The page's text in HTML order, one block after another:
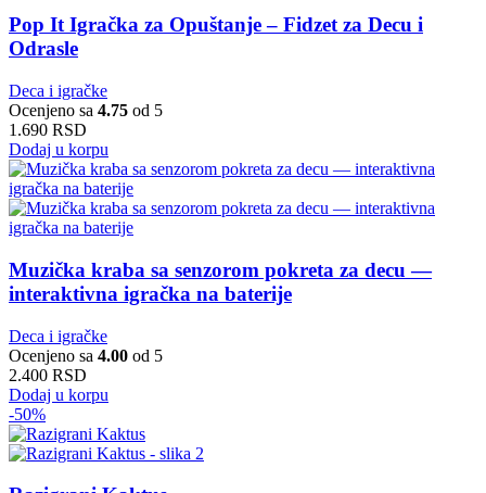
Pop It Igračka za Opuštanje – Fidzet za Decu i
Odrasle
Deca i igračke
Ocenjeno sa 4.75 od 5
1.690 RSD
Dodaj u korpu
Muzička kraba sa senzorom pokreta za decu —
interaktivna igračka na baterije
Deca i igračke
Ocenjeno sa 4.00 od 5
2.400 RSD
Dodaj u korpu
-50%